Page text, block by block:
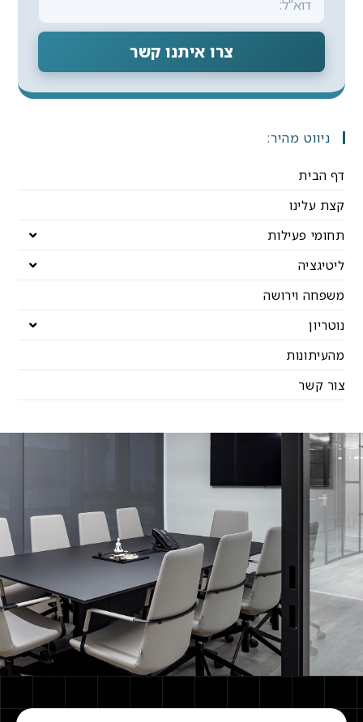
צרו איתנו קשר
ניווט מהיר:
דף הבית
קצת עלינו
תחומי פעילות
ליטיגציה
משפחה וירושה
נוטריון
מהעיתונות
צור קשר